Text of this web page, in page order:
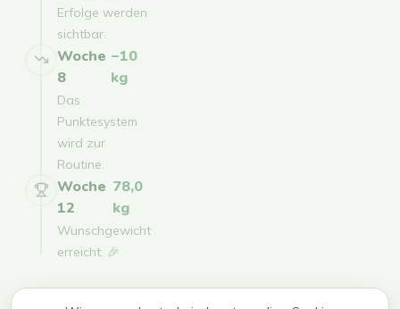
Erfolge werden
sichtbar.
Woche
8
−10
kg
Das
Punktesystem
wird zur
Routine.
Woche
12
78,0
kg
Wunschgewicht
erreicht. 🎉